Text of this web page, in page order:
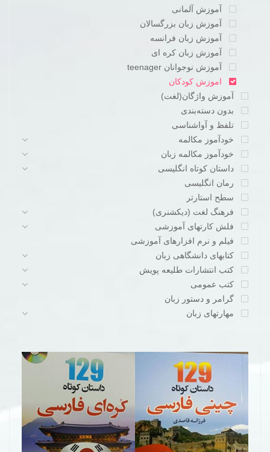
آموزش آلمانی
آموزش زبان بزرگسالان
آموزش زبان فرانسه
آموزش زبان کره ای
آموزش نوجوانان teenager
اموزش کودکان
آموزش واژگان(لغت)
بدون دسته‌بندی
تلفظ و آواشناسی
خودآموز مکالمه
خودآموز مکالمه زبان
داستان کوتاه انگلیسی
رمان انگلیسی
سطح استارتر
فرهنگ لغت (دیکشنری)
فلش کارتهای آموزشی
فیلم و نرم افزارهای آموزشی
کتابهای دانشگاهی زبان
کتب انتشارات طلیعه پویش
کتب عمومی
گرامر و دستور زبان
مهارتهای زبان